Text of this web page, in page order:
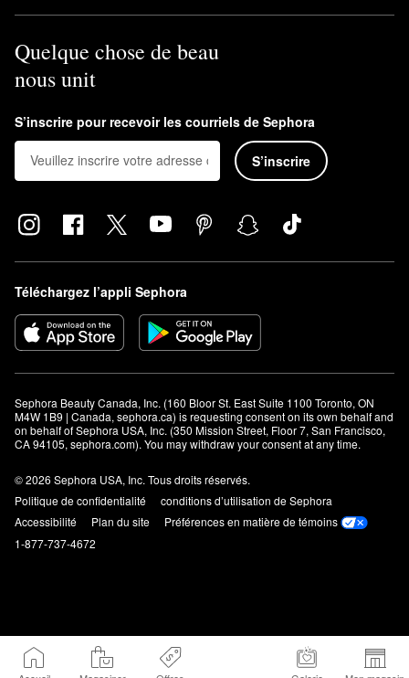
Quelque chose de beau
nous unit
S’inscrire pour recevoir les courriels de Sephora
S’inscrire
Téléchargez l’appli Sephora
Sephora Beauty Canada, Inc. (160 Bloor St. East Suite 1100 Toronto, ON
M4W 1B9 | Canada, sephora.ca) is requesting consent on its own behalf and
on behalf of Sephora USA, Inc. (350 Mission Street, Floor 7, San Francisco,
CA 94105, sephora.com). You may withdraw your consent at any time.
© 2026 Sephora USA, Inc. Tous droits réservés.
Politique de confidentialité
conditions d’utilisation de Sephora
Accessibilité
Plan du site
Préférences en matière de témoins
1-877-737-4672